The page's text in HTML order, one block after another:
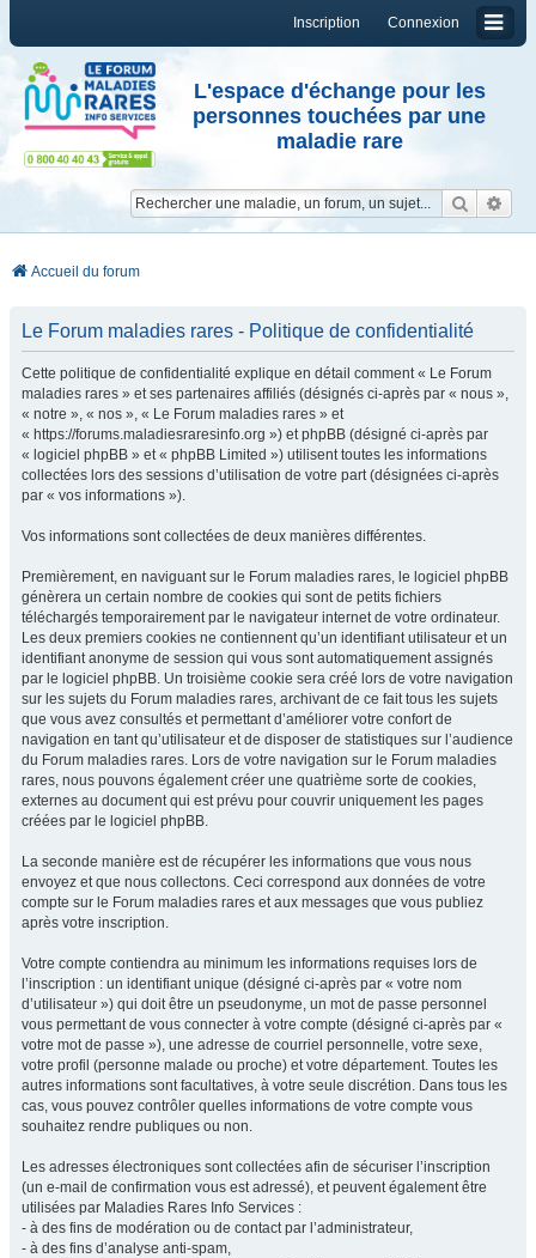
Connexion
Inscription
L'espace d'échange pour les
personnes touchées par une
maladie rare
Accueil du forum
Le Forum maladies rares - Politique de confidentialité
Cette politique de confidentialité explique en détail comment « Le Forum
maladies rares » et ses partenaires affiliés (désignés ci-après par « nous »,
« notre », « nos », « Le Forum maladies rares » et
« https://forums.maladiesraresinfo.org ») et phpBB (désigné ci-après par
« logiciel phpBB » et « phpBB Limited ») utilisent toutes les informations
collectées lors des sessions d’utilisation de votre part (désignées ci-après
par « vos informations »).
Vos informations sont collectées de deux manières différentes.
Premièrement, en naviguant sur le Forum maladies rares, le logiciel phpBB
génèrera un certain nombre de cookies qui sont de petits fichiers
téléchargés temporairement par le navigateur internet de votre ordinateur.
Les deux premiers cookies ne contiennent qu’un identifiant utilisateur et un
identifiant anonyme de session qui vous sont automatiquement assignés
par le logiciel phpBB. Un troisième cookie sera créé lors de votre navigation
sur les sujets du Forum maladies rares, archivant de ce fait tous les sujets
que vous avez consultés et permettant d’améliorer votre confort de
navigation en tant qu’utilisateur et de disposer de statistiques sur l’audience
du Forum maladies rares. Lors de votre navigation sur le Forum maladies
rares, nous pouvons également créer une quatrième sorte de cookies,
externes au document qui est prévu pour couvrir uniquement les pages
créées par le logiciel phpBB.
La seconde manière est de récupérer les informations que vous nous
envoyez et que nous collectons. Ceci correspond aux données de votre
compte sur le Forum maladies rares et aux messages que vous publiez
après votre inscription.
Votre compte contiendra au minimum les informations requises lors de
l’inscription : un identifiant unique (désigné ci-après par « votre nom
d’utilisateur ») qui doit être un pseudonyme, un mot de passe personnel
vous permettant de vous connecter à votre compte (désigné ci-après par «
votre mot de passe »), une adresse de courriel personnelle, votre sexe,
votre profil (personne malade ou proche) et votre département. Toutes les
autres informations sont facultatives, à votre seule discrétion. Dans tous les
cas, vous pouvez contrôler quelles informations de votre compte vous
souhaitez rendre publiques ou non.
Les adresses électroniques sont collectées afin de sécuriser l’inscription
(un e-mail de confirmation vous est adressé), et peuvent également être
utilisées par Maladies Rares Info Services :
- à des fins de modération ou de contact par l’administrateur,
- à des fins d’analyse anti-spam,